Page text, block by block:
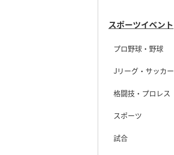
スポーツイベント
プロ野球・野球
Jリーグ・サッカー
格闘技・プロレス
スポーツ
試合